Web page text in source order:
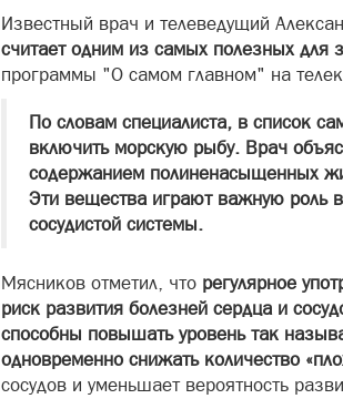
Известный врач и телеведущий
считает одним из самых полезных для
программы "О самом главном" на
По словам специалиста, в список
включить морскую рыбу. Врач
содержанием полиненасыщенных
Эти вещества играют важную роль
сосудистой системы.
Мясников отметил, что регулярное
риск развития болезней сердца и
способны повышать уровень так
одновременно снижать количество
сосудов и уменьшает вероятность